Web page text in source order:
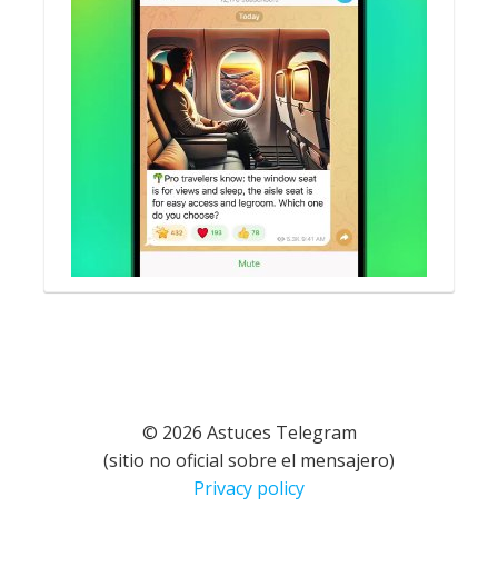
© 2026 Astuces Telegram
(sitio no oficial sobre el mensajero)
Privacy policy